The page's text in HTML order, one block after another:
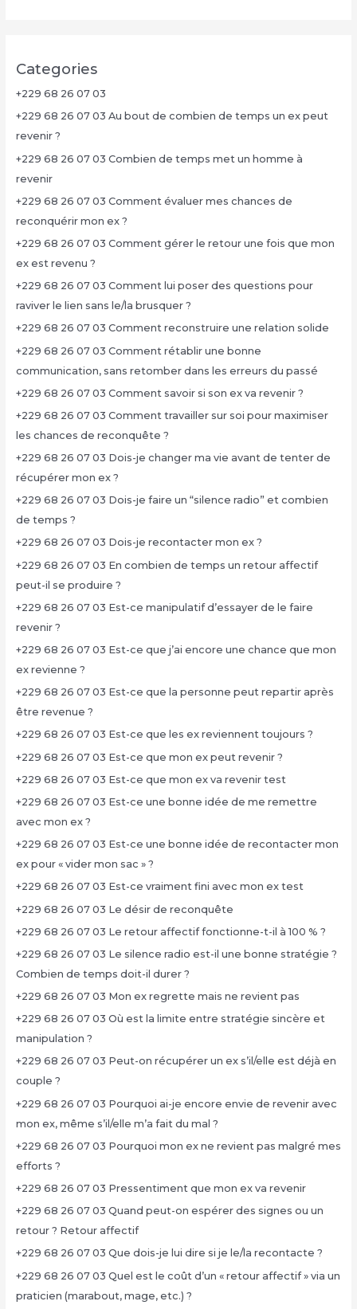
Categories
+229 68 26 07 03
+229 68 26 07 03 Au bout de combien de temps un ex peut
revenir ?
+229 68 26 07 03 Combien de temps met un homme à
revenir
+229 68 26 07 03 Comment évaluer mes chances de
reconquérir mon ex ?
+229 68 26 07 03 Comment gérer le retour une fois que mon
ex est revenu ?
+229 68 26 07 03 Comment lui poser des questions pour
raviver le lien sans le/la brusquer ?
+229 68 26 07 03 Comment reconstruire une relation solide
+229 68 26 07 03 Comment rétablir une bonne
communication, sans retomber dans les erreurs du passé
+229 68 26 07 03 Comment savoir si son ex va revenir ?
+229 68 26 07 03 Comment travailler sur soi pour maximiser
les chances de reconquête ?
+229 68 26 07 03 Dois-je changer ma vie avant de tenter de
récupérer mon ex ?
+229 68 26 07 03 Dois-je faire un “silence radio” et combien
de temps ?
+229 68 26 07 03 Dois-je recontacter mon ex ?
+229 68 26 07 03 En combien de temps un retour affectif
peut-il se produire ?
+229 68 26 07 03 Est-ce manipulatif d’essayer de le faire
revenir ?
+229 68 26 07 03 Est-ce que j’ai encore une chance que mon
ex revienne ?
+229 68 26 07 03 Est-ce que la personne peut repartir après
être revenue ?
+229 68 26 07 03 Est-ce que les ex reviennent toujours ?
+229 68 26 07 03 Est-ce que mon ex peut revenir ?
+229 68 26 07 03 Est-ce que mon ex va revenir test
+229 68 26 07 03 Est-ce une bonne idée de me remettre
avec mon ex ?
+229 68 26 07 03 Est-ce une bonne idée de recontacter mon
ex pour « vider mon sac » ?
+229 68 26 07 03 Est-ce vraiment fini avec mon ex test
+229 68 26 07 03 Le désir de reconquête
+229 68 26 07 03 Le retour affectif fonctionne-t-il à 100 % ?
+229 68 26 07 03 Le silence radio est-il une bonne stratégie ?
Combien de temps doit-il durer ?
+229 68 26 07 03 Mon ex regrette mais ne revient pas
+229 68 26 07 03 Où est la limite entre stratégie sincère et
manipulation ?
+229 68 26 07 03 Peut-on récupérer un ex s’il/elle est déjà en
couple ?
+229 68 26 07 03 Pourquoi ai-je encore envie de revenir avec
mon ex, même s’il/elle m’a fait du mal ?
+229 68 26 07 03 Pourquoi mon ex ne revient pas malgré mes
efforts ?
+229 68 26 07 03 Pressentiment que mon ex va revenir
+229 68 26 07 03 Quand peut-on espérer des signes ou un
retour ? Retour affectif
+229 68 26 07 03 Que dois-je lui dire si je le/la recontacte ?
+229 68 26 07 03 Quel est le coût d’un « retour affectif » via un
praticien (marabout, mage, etc.) ?